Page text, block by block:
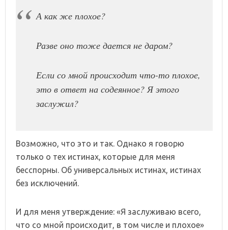
А как же плохое?
Разве оно тоже дается не даром?
Если со мной происходит что-то плохое,
это в ответ на содеянное? Я этого
заслужил?
Возможно, что это и так. Однако я говорю
только о тех истинах, которые для меня
бесспорны. Об универсальных истинах, истинах
без исключений.
И для меня утверждение: «Я заслуживаю всего,
что со мной происходит, в том числе и плохое»